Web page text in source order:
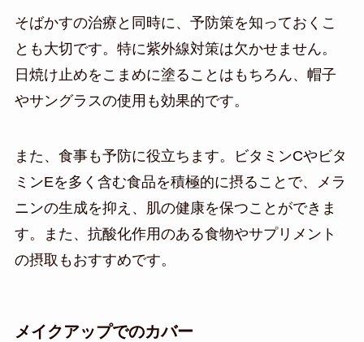
そばかすの治療と同時に、予防策を知っておくこ
とも大切です。特に紫外線対策は欠かせません。
日焼け止めをこまめに塗ることはもちろん、帽子
やサングラスの使用も効果的です。
また、食事も予防に役立ちます。ビタミンCやビタ
ミンEを多く含む食品を積極的に摂ることで、メラ
ニンの生成を抑え、肌の健康を保つことができま
す。また、抗酸化作用のある食物やサプリメント
の摂取もおすすめです。
メイクアップでのカバー